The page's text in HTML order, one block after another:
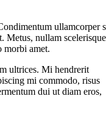
ullamcorper
Metus, nullam scelerisque
morbi amet.
ultrices. Mi hendrerit
mi commodo, risus
dui ut diam eros,